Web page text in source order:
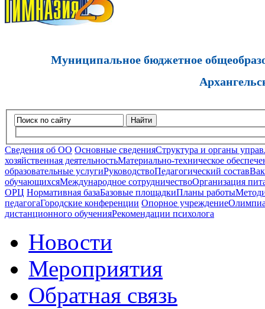
Муниципальное бюджетное
Найти
Сведения об ОО Основные сведенияСтруктура и органы
хозяйственная деятельностьМатериально-техническое
образовательные услугиРуководствоПедагогический состав
обучающихсяМеждународное сотрудничествоОрганизация
ОРЦ Нормативная базаБазовые площадкиПланы работы
педагогаГородские конференции Опорное учреждение
дистанционного обученияРекомендации психолога
Новости
Мероприятия
Обратная связь